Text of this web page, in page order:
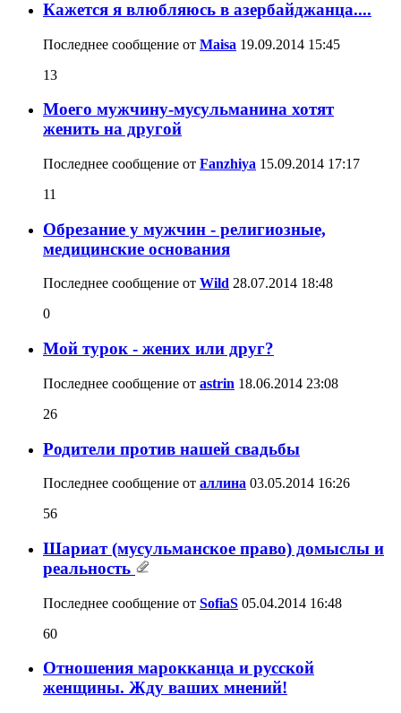
Кажется я влюбляюсь в азербайджанца....
Последнее сообщение от Maisa 19.09.2014 15:45
13
Моего мужчину-мусульманина хотят
женить на другой
Последнее сообщение от Fanzhiya 15.09.2014 17:17
11
Обрезание у мужчин - религиозные,
медицинские основания
Последнее сообщение от Wild 28.07.2014 18:48
0
Мой турок - жених или друг?
Последнее сообщение от astrin 18.06.2014 23:08
26
Родители против нашей свадьбы
Последнее сообщение от аллина 03.05.2014 16:26
56
Шариат (мусульманское право) домыслы и
реальность
Последнее сообщение от SofiaS 05.04.2014 16:48
60
Отношения марокканца и русской
женщины. Жду ваших мнений!